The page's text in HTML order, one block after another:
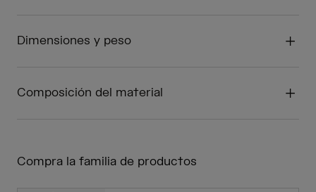
Dimensiones y peso
Composición del material
Compra la familia de productos